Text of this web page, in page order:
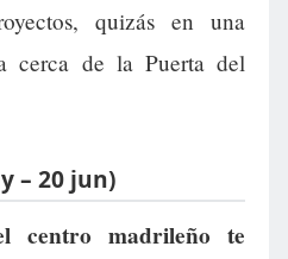
quizás en una
cerca de la Puerta del
– 20 jun)
centro madrileño te